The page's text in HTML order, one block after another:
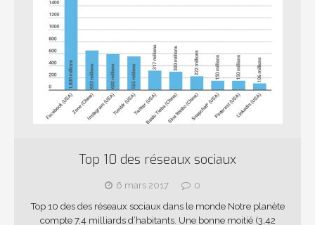
Top 10 des réseaux sociaux
6 mars 2017
0
Top 10 des des réseaux sociaux dans le monde Notre planète
compte 7,4 milliards d’habitants. Une bonne moitié (3,42